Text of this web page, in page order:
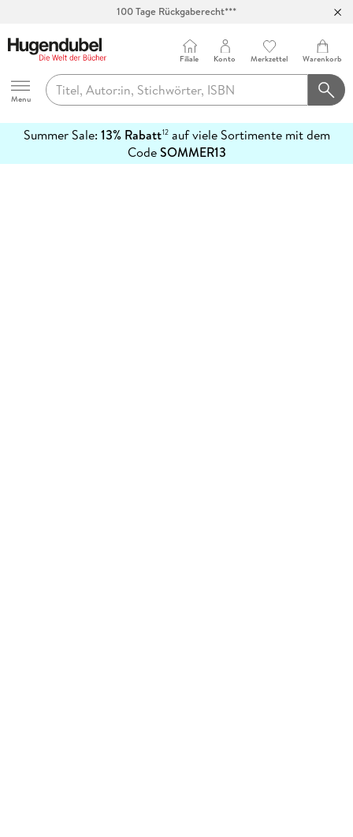
100 Tage Rückgaberecht***
Hugendubel
Menu
Filiale Konto Merkzettel Warenkorb
Summer Sale: 13% Rabatt12auf viele Sortimente mit dem
CodeSOMMER13
erfahren